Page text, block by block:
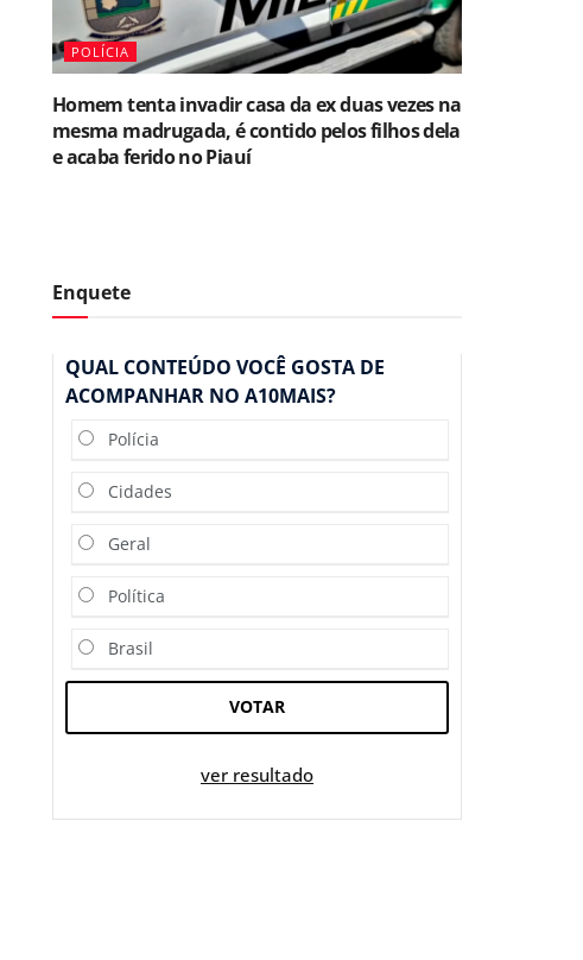
POLÍCIA
Homem tenta invadir casa da ex duas vezes na
mesma madrugada, é contido pelos filhos dela
e acaba ferido no Piauí
Enquete
QUAL CONTEÚDO VOCÊ GOSTA DE
ACOMPANHAR NO A10MAIS?
Polícia
Cidades
Geral
Política
Brasil
VOTAR
ver resultado